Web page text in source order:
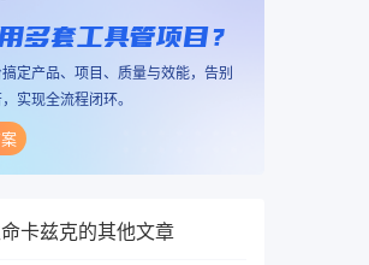
多套工具管项目？
定产品、项目、质量与效能，告别
实现全流程闭环。
卡兹克的其他文章